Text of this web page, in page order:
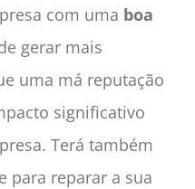
com uma boa
gerar mais
uma má reputação
significativo
Terá também
para reparar a sua